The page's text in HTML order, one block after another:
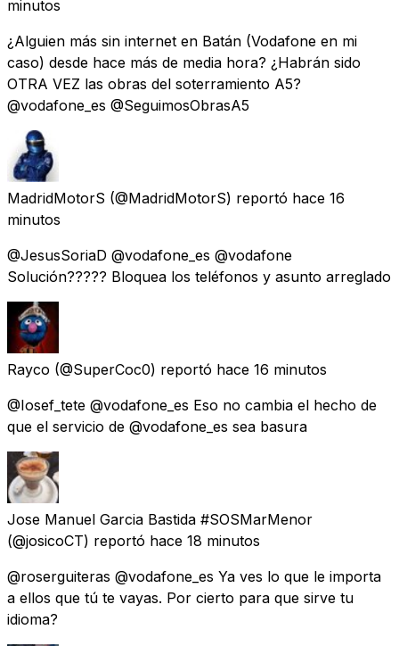
minutos
¿Alguien más sin internet en Batán (Vodafone en mi
caso) desde hace más de media hora? ¿Habrán sido
OTRA VEZ las obras del soterramiento A5?
@vodafone_es @SeguimosObrasA5
MadridMotorS (@MadridMotorS) reportó hace 16
minutos
@JesusSoriaD @vodafone_es @vodafone
Solución????? Bloquea los teléfonos y asunto arreglado
Rayco (@SuperCoc0) reportó hace 16 minutos
@Iosef_tete @vodafone_es Eso no cambia el hecho de
que el servicio de @vodafone_es sea basura
Jose Manuel Garcia Bastida #SOSMarMenor
(@josicoCT) reportó hace 18 minutos
@roserguiteras @vodafone_es Ya ves lo que le importa
a ellos que tú te vayas. Por cierto para que sirve tu
idioma?